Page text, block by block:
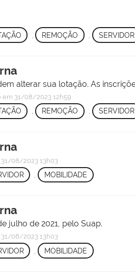
, REMOÇÃO , SERVIDOR
alterar sua lotação. As
em 31/08/2023 12h59
, REMOÇÃO , SERVIDOR
08/2023 13h03
, MOBILIDADE
julho de 2021, pelo Suap.
08/2023 13h03
, MOBILIDADE